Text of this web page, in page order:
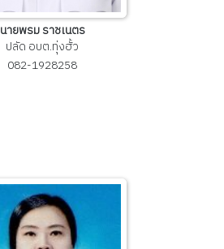
นายพรม ราชเนตร
ปลัด อบต.ทุ่งฮั้ว
082-1928258